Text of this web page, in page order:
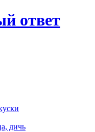
ответ
дичь